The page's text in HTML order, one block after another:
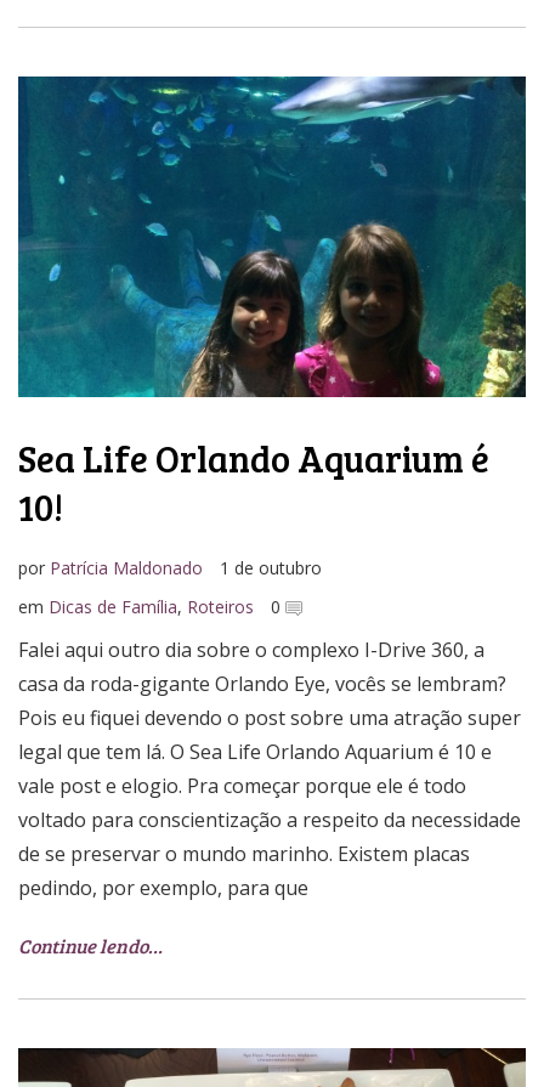
Sea Life Orlando Aquarium é
10!
por Patrícia Maldonado
1 de outubro
em Dicas de Família, Roteiros 0
Falei aqui outro dia sobre o complexo I-Drive 360, a
casa da roda-gigante Orlando Eye, vocês se lembram?
Pois eu fiquei devendo o post sobre uma atração super
legal que tem lá. O Sea Life Orlando Aquarium é 10 e
vale post e elogio. Pra começar porque ele é todo
voltado para conscientização a respeito da necessidade
de se preservar o mundo marinho. Existem placas
pedindo, por exemplo, para que
Continue lendo…